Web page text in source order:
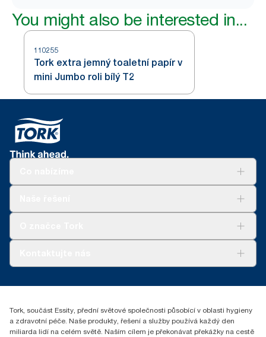
You might also be interested in...
110255
Tork extra jemný toaletní papír v
mini Jumbo roli bílý T2
reception.prague@essity.com
Praha 8, Karlin, Sokolovská 100/94
186 00 Česká republika
Tork, součást Essity, přední světové společnosti působící v oblasti hygieny
a zdravotní péče. Naše produkty, řešení a služby používá každý den
miliarda lidí na celém světě. Naším cílem je překonávat překážky na cestě